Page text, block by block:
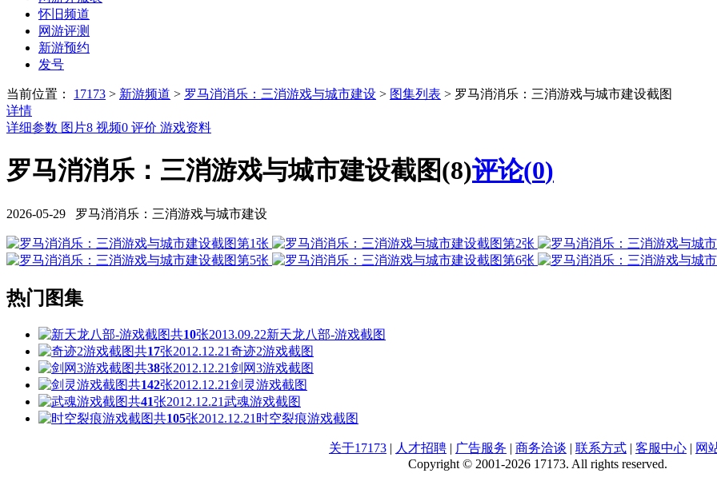
怀旧频道
网游评测
新游预约
发号
当前位置： 17173 > 新游频道 > 罗马消消乐：三消游戏与城市建设 > 图集列表 > 罗马消消乐：三消游戏与城市建设截图
详情
详细参数 图片8 视频0 评价 游戏资料
罗马消消乐：三消游戏与城市建设截图(8)评论(0)
2026-05-29 罗马消消乐：三消游戏与城市建设
热门图集
共10张2013.09.22新天龙八部-游戏截图
共17张2012.12.21奇迹2游戏截图
共38张2012.12.21剑网3游戏截图
共142张2012.12.21剑灵游戏截图
共41张2012.12.21武魂游戏截图
共105张2012.12.21 时空裂痕游戏截图
关于17173 | 人才招聘 | 广告服务 | 商务洽谈 | 联系方式 | 客服中心 | 网
Copyright © 2001-2026 17173. All rights reserved.